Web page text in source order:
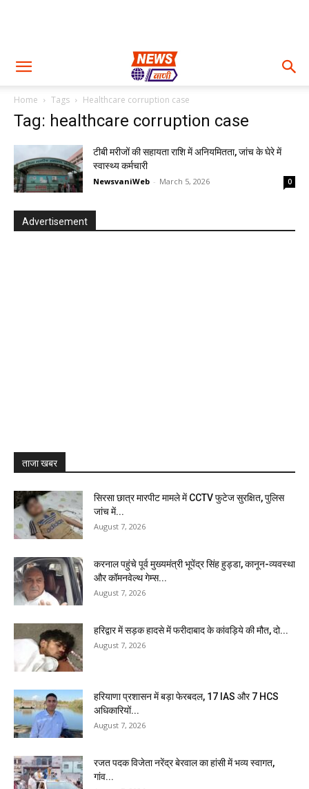
Home Tags Healthcare corruption case
Tag: healthcare corruption case
टीबी मरीजों की सहायता राशि में अनियमितता, जांच के घेरे में
स्वास्थ्य कर्मचारी
NewsvaniWeb - March 5, 2026 0
Advertisement
ताजा खबर
सिरसा छात्र मारपीट मामले में CCTV फुटेज सुरक्षित, पुलिस
जांच में...
August 7, 2026
करनाल पहुंचे पूर्व मुख्यमंत्री भूपेंद्र सिंह हुड्डा, कानून-व्यवस्था
और कॉमनवेल्थ गेम्स...
August 7, 2026
हरिद्वार में सड़क हादसे में फरीदाबाद के कांवड़िये की मौत, दो...
August 7, 2026
हरियाणा प्रशासन में बड़ा फेरबदल, 17 IAS और 7 HCS
अधिकारियों...
August 7, 2026
रजत पदक विजेता नरेंद्र बेरवाल का हांसी में भव्य स्वागत,
गांव...